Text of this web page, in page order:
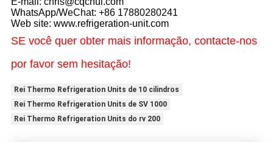
WhatsApp/WeChat: +86 17880280241
Web site: www.refrigeration-unit.com
SE você quer obter mais informação, contacte-nos
por favor sem hesitação!
Rei Thermo Refrigeration Units de 10 cilindros
Rei Thermo Refrigeration Units de SV 1000
Rei Thermo Refrigeration Units do rv 200